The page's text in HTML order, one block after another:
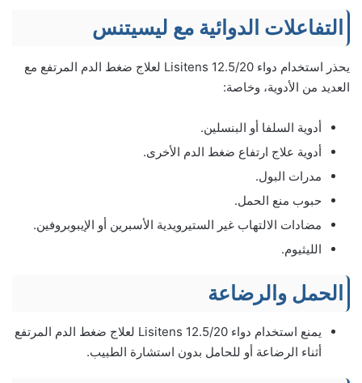
التفاعلات الدوائية مع ليسيتنس
يحذر استخدام دواء 12.5/20 Lisitens لعلاج ضغط الدم المرتفع مع
العديد من الأدوية، وخاصة:
أدوية السلفا أو البنسلين.
أدوية علاج ارتفاع ضغط الدم الأخرى.
مدرات البول.
حبوب منع الحمل.
مضادات الالتهاب غير الستيرويدية الأسبرين أو الإيبوبروفين.
الليثيوم.
الحمل والرضاعة
يمنع استخدام دواء 12.5/20 Lisitens لعلاج ضغط الدم المرتفع
أثناء الرضاعة أو للحامل بدون استشارة الطبيب.